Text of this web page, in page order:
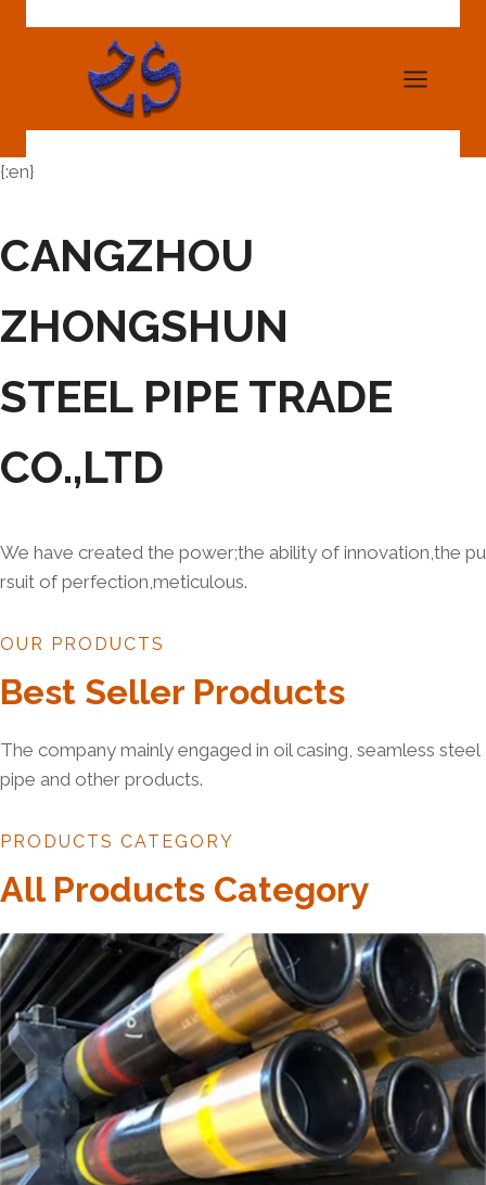
{:en}
CANGZHOU
ZHONGSHUN
STEEL PIPE TRADE
CO.,LTD
We have created the power;the ability of innovation,the pu
rsuit of perfection,meticulous.
OUR PRODUCTS
Best Seller Products
The company mainly engaged in oil casing, seamless steel
pipe and other products.
PRODUCTS CATEGORY
All Products Category